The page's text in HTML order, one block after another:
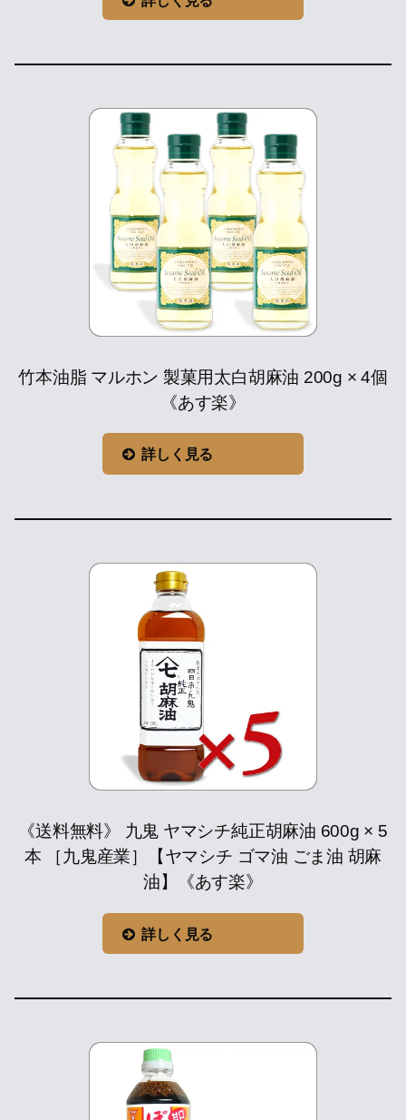
竹本油脂 マルホン 製菓用太白胡麻油 200g × 4個
《あす楽》
詳しく見る
《送料無料》 九鬼 ヤマシチ純正胡麻油 600g × 5
本 ［九鬼産業］【ヤマシチ ゴマ油 ごま油 胡麻
油】《あす楽》
詳しく見る